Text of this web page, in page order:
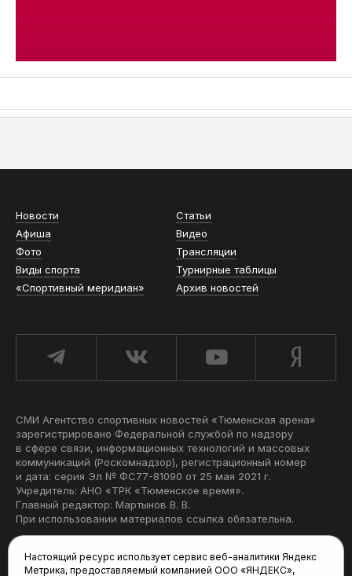
Новости
Статьи
Афиша
Видео
Фото
Трансляции
Виды спорта
Турнирные таблицы
«Спортивный меридиан»
Архив новостей
СМИ Агентство спортивных новостей «Тюменская арена»
зарегистрировано Федеральной службой по надзору
в сфере связи, информационных технологий и массовых
коммуникаций (Роскомнадзор), регистрационный номер
и дата: серия Эл № ФС77-81090 от 25 мая 2021 г.
Учредитель: АНО «ТРК «Тюменское время».
Главный редактор: Мартынов В. В.
При использовании материалов ссылка обязательна.
Настоящий ресурс использует сервис веб-аналитики Яндекс
Метрика, предоставляемый компанией ООО «ЯНДЕКС»,